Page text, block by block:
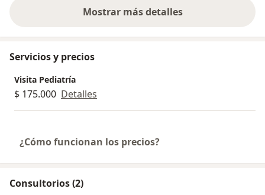
Mostrar más detalles
sobre la experiencia
Servicios y precios
Visita Pediatría
$ 175.000 Detalles
¿Cómo funcionan los precios?
Consultorios (2)